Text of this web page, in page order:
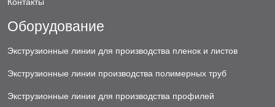
Оборудование
Экструзионные линии для производства пленок и листов
Экструзионные линии производства полимерных труб
Экструзионные линии для производства профилей